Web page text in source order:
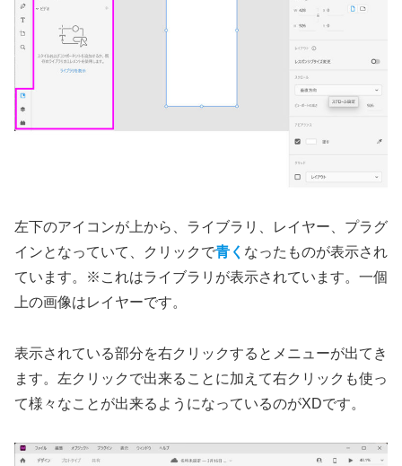
左下のアイコンが上から、ライブラリ、レイヤー、プラグ
インとなっていて、クリックで青く なったものが表示され
ています。※これはライブラリが表示されています。一個
上の画像はレイヤーです。
表示されている部分を右クリックするとメニューが出てき
ます。左クリックで出来ることに加えて右クリックも使っ
て様々なことが出来るようになっているのがXDです。